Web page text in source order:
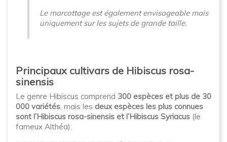
Le marcottage est également envisageable mais
uniquement sur les sujets de grande taille.
Principaux cultivars de Hibiscus rosa-
sinensis
Le genre Hibiscus comprend 300 espèces et plus de 30
000 variétés, mais les deux espèces les plus connues
sont l’Hibiscus rosa-sinensis et l’Hibiscus Syriacus (le
fameux Althéa).